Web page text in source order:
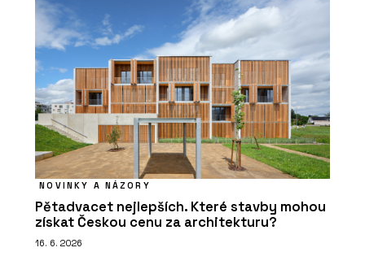
NOVINKY A NÁZORY
Pětadvacet nejlepších. Které stavby mohou
získat Českou cenu za architekturu?
16. 6. 2026